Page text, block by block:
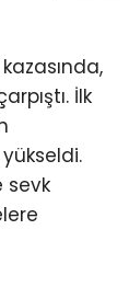
İlk
sevk